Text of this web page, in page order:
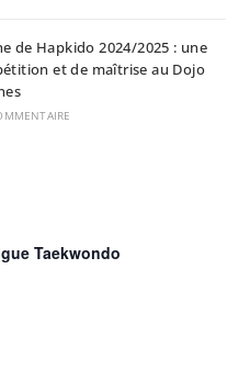
de Hapkido 2024/2025 : une
et de maîtrise au Dojo
Taekwondo